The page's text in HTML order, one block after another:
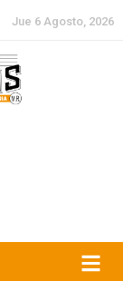
Jue 6 Agosto, 2026